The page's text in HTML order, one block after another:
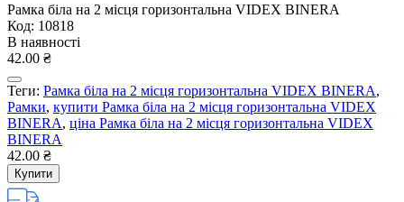
Рамка біла на 2 місця горизонтальна VIDEX BINERA
Код: 10818
В наявності
42.00 ₴
Теги: Рамка біла на 2 місця горизонтальна VIDEX BINERA,
Рамки, купити Рамка біла на 2 місця горизонтальна VIDEX
BINERA, ціна Рамка біла на 2 місця горизонтальна VIDEX
BINERA
42.00 ₴
Купити